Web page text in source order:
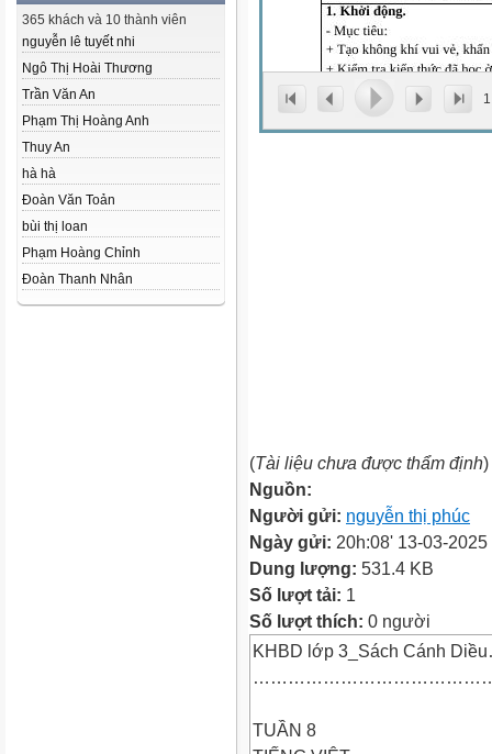
365 khách và 10 thành viên
nguyễn lê tuyết nhi
Ngô Thị Hoài Thương
Trần Văn An
Phạm Thị Hoàng Anh
Thuy An
hà hà
Đoàn Văn Toản
bùi thị loan
Phạm Hoàng Chỉnh
Đoàn Thanh Nhân
1
(Tài liệu chưa được thẩm định)
Nguồn:
Người gửi: nguyễn thị phúc
Ngày gửi: 20h:08' 13-03-2025
Dung lượng: 531.4 KB
Số lượt tải: 1
Số lượt thích: 0 người
KHBD lớp 3_Sách
TUẦN 8